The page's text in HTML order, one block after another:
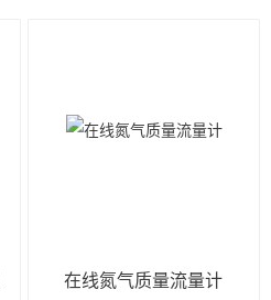
在线氮气质量流量计